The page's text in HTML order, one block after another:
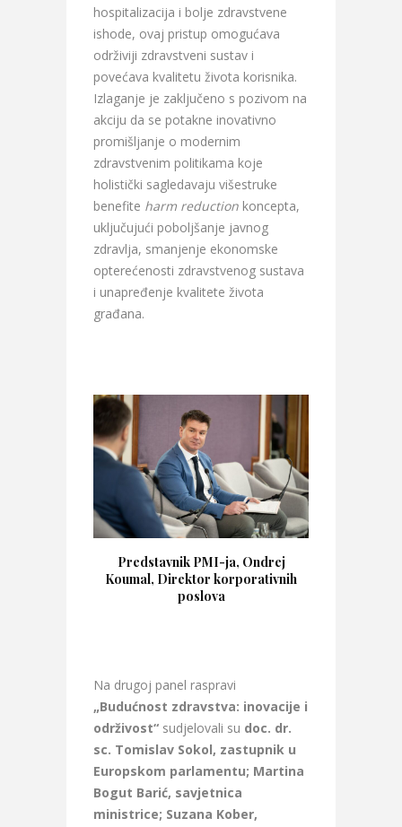
hospitalizacija i bolje zdravstvene
ishode, ovaj pristup omogućava
održiviji zdravstveni sustav i
povećava kvalitetu života korisnika.
Izlaganje je zaključeno s pozivom na
akciju da se potakne inovativno
promišljanje o modernim
zdravstvenim politikama koje
holistički sagledavaju višestruke
benefite harm reduction koncepta,
uključujući poboljšanje javnog
zdravlja, smanjenje ekonomske
opterećenosti zdravstvenog sustava
i unapređenje kvalitete života
građana.
Predstavnik PMI-ja, Ondrej
Koumal, Direktor korporativnih
poslova
Na drugoj panel raspravi
„Budućnost zdravstva: inovacije i
održivost“ sudjelovali su doc. dr.
sc. Tomislav Sokol, zastupnik u
Europskom parlamentu; Martina
Bogut Barić, savjetnica
ministrice; Suzana Kober,